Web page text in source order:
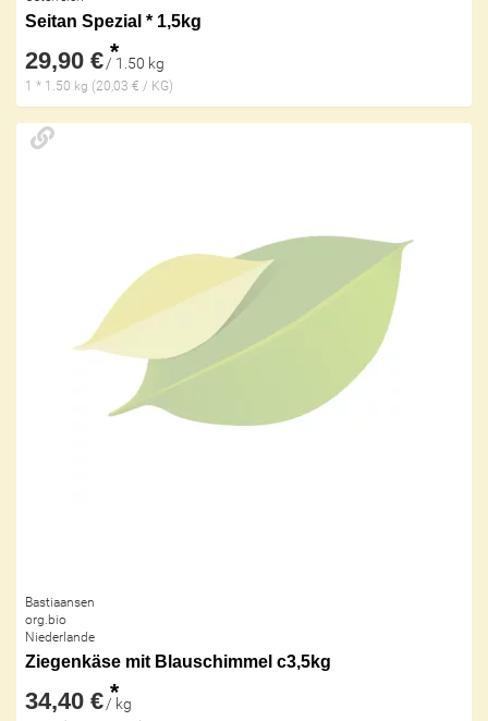
Seitan Spezial * 1,5kg
29,90 € *
/ 1.50 kg
1 * 1.50 kg (20,03 € / KG)
Bastiaansen
org.bio
Niederlande
Ziegenkäse mit Blauschimmel c3,5kg
34,40 € *
/ kg